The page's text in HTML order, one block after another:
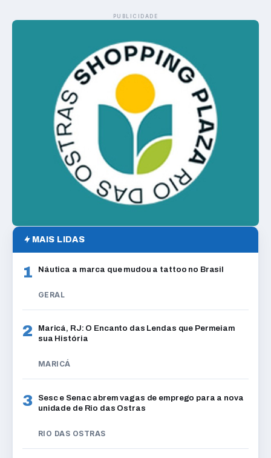
PUBLICIDADE
MAIS LIDAS
1 Náutica a marca que mudou a tattoo no Brasil
GERAL
2
Maricá, RJ: O Encanto das Lendas que Permeiam
sua História
MARICÁ
3
Sesc e Senac abrem vagas de emprego para a nova
unidade de Rio das Ostras
RIO DAS OSTRAS